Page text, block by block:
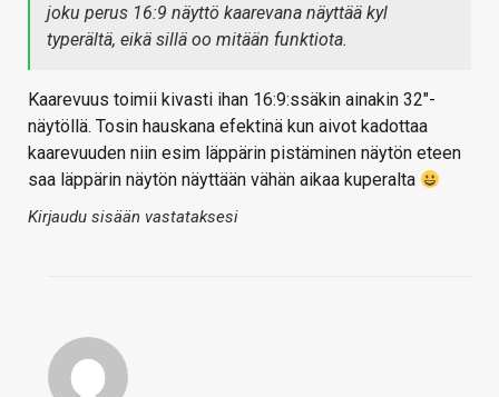
joku perus 16:9 näyttö kaarevana näyttää kyl
typerältä, eikä sillä oo mitään funktiota.
Kaarevuus toimii kivasti ihan 16:9:ssäkin ainakin 32"-
näytöllä. Tosin hauskana efektinä kun aivot kadottaa
kaarevuuden niin esim läppärin pistäminen näytön eteen
saa läppärin näytön näyttään vähän aikaa kuperalta
Kirjaudu sisään vastataksesi